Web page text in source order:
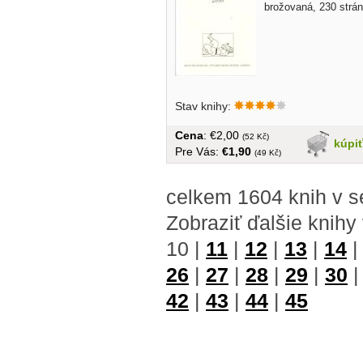
brožovaná, 230 strán
Stav knihy:
kúpiť
Cena: €2,00 (52 Kč)
Pre Vás: €1,90 (49 Kč)
celkem 1604 knih v
Zobraziť ďalšie
10 | 11 | 12 | 13 | 14 |
26 | 27 | 28 | 29 | 30
42 | 43 | 44 | 45